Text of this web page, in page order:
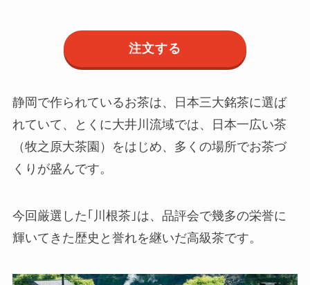
注文する
静岡で作られているお茶は、日本三大銘茶に選ば
れていて、とくに大井川流域では、日本一広い茶
（牧之原大茶園）をはじめ、多くの場所でお茶づ
くりが盛んです。
今回厳選した｢川根茶｣は、品評会で幾多の栄誉に
輝いてきた歴史と誉れを継いだ高級茶です。